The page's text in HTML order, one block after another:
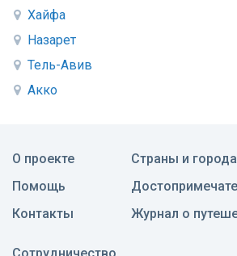
Хайфа
Назарет
Тель-Авив
Акко
О проекте
Помощь
Контакты
Страны и города
Журнал о